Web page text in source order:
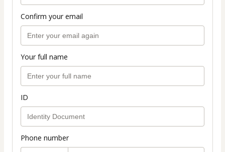
Confirm your email
Your full name
ID
Phone number